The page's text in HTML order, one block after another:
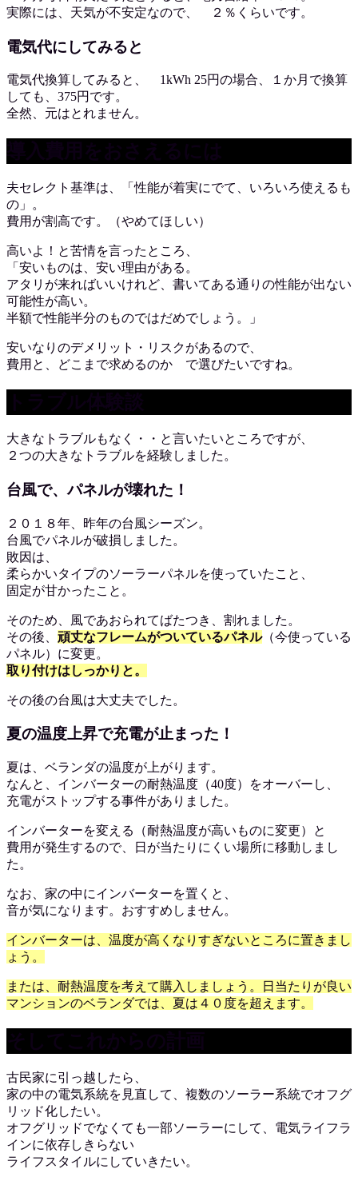
実際には、天気が不安定なので、 ２％くらいです。
電気代にしてみると
電気代換算してみると、 1kWh 25円の場合、１か月で換算
しても、375円です。
全然、元はとれません。
夫セレクト基準は、「性能が着実にでて、いろいろ使えるも
の」。
費用が割高です。（やめてほしい）
高いよ！と苦情を言ったところ、
「安いものは、安い理由がある。
アタリが来ればいいけれど、書いてある通りの性能が出ない
可能性が高い。
半額で性能半分のものではだめでしょう。」
安いなりのデメリット・リスクがあるので、
費用と、どこまで求めるのか で選びたいですね。
大きなトラブルもなく・・と言いたいところですが、
２つの大きなトラブルを経験しました。
台風で、パネルが壊れた！
２０１８年、昨年の台風シーズン。
台風でパネルが破損しました。
敗因は、
柔らかいタイプのソーラーパネルを使っていたこと、
固定が甘かったこと。
そのため、風であおられてばたつき、割れました。
その後、 頑丈なフレームがついているパネル（今使っている
パネル）に変更。
取り付けはしっかりと。
その後の台風は大丈夫でした。
夏の温度上昇で充電が止まった！
夏は、ベランダの温度が上がります。
なんと、インバーターの耐熱温度（40度）をオーバーし、
充電がストップする事件がありました。
インバーターを変える（耐熱温度が高いものに変更）と
費用が発生するので、日が当たりにくい場所に移動しまし
た。
なお、家の中にインバーターを置くと、
音が気になります。おすすめしません。
インバーターは、温度が高くなりすぎないところに置きまし
ょう。
または、耐熱温度を考えて購入しましょう。日当たりが良い
マンションのベランダでは、夏は４０度を超えます。
古民家に引っ越したら、
家の中の電気系統を見直して、複数のソーラー系統でオフグ
リッド化したい。
オフグリッドでなくても一部ソーラーにして、電気ライフラ
インに依存しきらない
ライフスタイルにしていきたい。